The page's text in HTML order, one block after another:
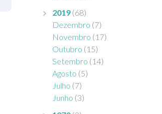
2019 (68)
Dezembro (7)
Novembro (17)
Outubro (15)
Setembro (14)
Agosto (5)
Julho (7)
Junho (3)